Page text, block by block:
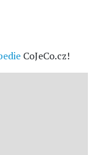
CoJeCo.cz!